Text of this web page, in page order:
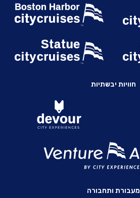
חוויות יבשתיות
מעבורת ותחבורה